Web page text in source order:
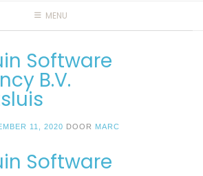
MENU
Software
B.V.
11, 2020 DOOR MARC
Software